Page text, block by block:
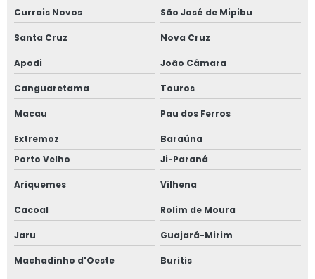
Currais Novos São José de Mipibu
Santa Cruz Nova Cruz
Apodi João Câmara
Canguaretama Touros
Macau Pau dos Ferros
Extremoz
Baraúna
Porto Velho
Ji-Paraná
Ariquemes Vilhena
Cacoal Rolim de Moura
Jaru Guajará-Mirim
Machadinho d'Oeste Buritis